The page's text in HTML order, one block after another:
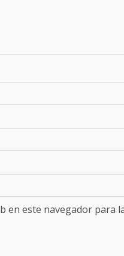
en este navegador para